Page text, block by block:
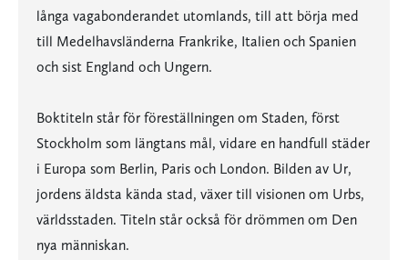
långa vagabonderandet utomlands, till att börja med
till Medelhavsländerna Frankrike, Italien och Spanien
och sist England och Ungern.
Boktiteln står för föreställningen om Staden, först
Stockholm som längtans mål, vidare en handfull städer
i Europa som Berlin, Paris och London. Bilden av Ur,
jordens äldsta kända stad, växer till visionen om Urbs,
världsstaden. Titeln står också för drömmen om Den
nya människan.